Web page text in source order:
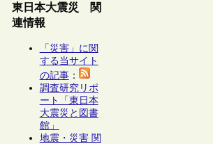
東日本大震災 関
連情報
「災害」に関
する当サイト
の記事：
調査研究リポ
ート「東日本
大震災と図書
館」
地震・災害 関